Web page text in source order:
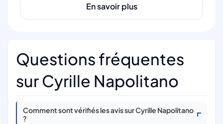
En savoir plus
Questions fréquentes
sur Cyrille Napolitano
Comment sont vérifiés les avis sur Cyrille Napolitano
?